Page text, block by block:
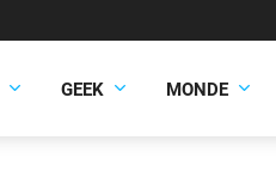
GEEK MONDE